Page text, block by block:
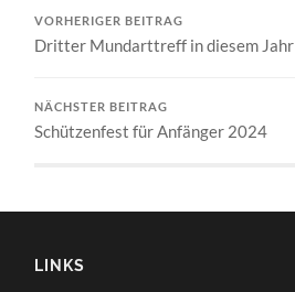
VORHERIGER BEITRAG
Dritter Mundarttreff in diesem Jahr
NÄCHSTER BEITRAG
Schützenfest für Anfänger 2024
LINKS